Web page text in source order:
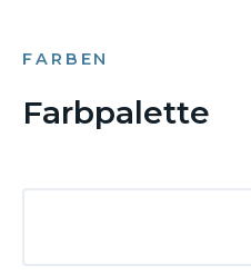
FARBEN
Farbpalette